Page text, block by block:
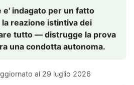
e' indagato per un fatto
reazione istintiva dei
tutto — distrugge la prova
una condotta autonoma.
al 29 luglio 2026